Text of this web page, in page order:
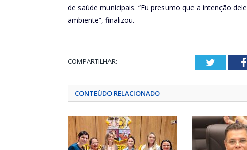
de saúde municipais. “Eu presumo que a intenção
ambiente”, finalizou.
COMPARTILHAR: Twitter
CONTEÚDO RELACIONADO